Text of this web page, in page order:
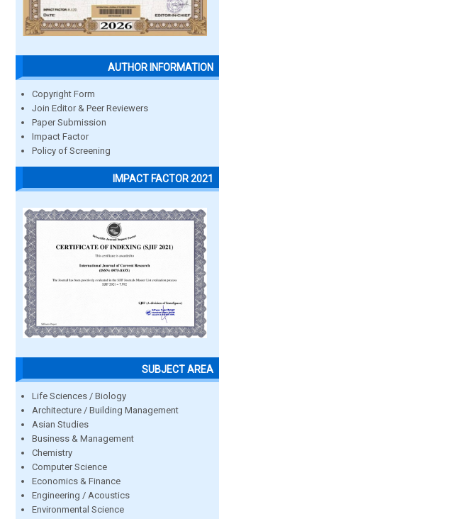
AUTHOR INFORMATION
Copyright Form
Join Editor & Peer Reviewers
Paper Submission
Impact Factor
Policy of Screening
IMPACT FACTOR 2021
SUBJECT AREA
Life Sciences / Biology
Architecture / Building Management
Asian Studies
Business & Management
Chemistry
Computer Science
Economics & Finance
Engineering / Acoustics
Environmental Science